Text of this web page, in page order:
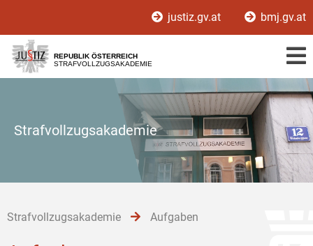
[1]
[2]
[3]
justiz.gv.at bmj.gv.at
REPUBLIK ÖSTERREICH
STRAFVOLLZUGSAKADEMIE
Strafvollzugsakademie
Strafvollzugsakademie Aufgaben